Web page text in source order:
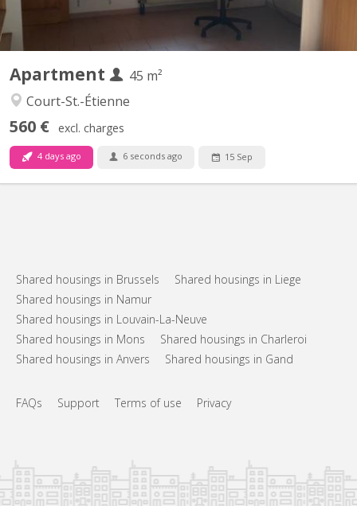
Apartment
45 m²
Court-St.-Étienne
560 € excl. charges
4 days ago 6 seconds ago 15 Sep
Shared housings in Brussels
Shared housings in Liege
Shared housings in Namur
Shared housings in Louvain-La-Neuve
Shared housings in Mons
Shared housings in Charleroi
Shared housings in Anvers
Shared housings in Gand
FAQs Support Terms of use Privacy